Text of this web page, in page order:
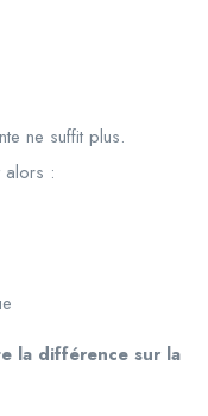
ne suffit plus.
alors :
la différence sur la